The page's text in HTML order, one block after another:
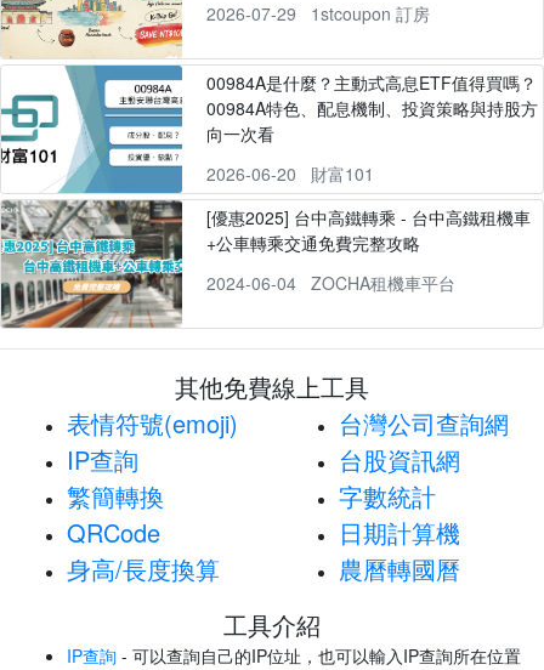
2026-07-29
1stcoupon 訂房
00984A是什麼？主動式高息ETF值得買嗎？
00984A特色、配息機制、投資策略與持股方
向一次看
2026-06-20
財富101
[優惠2025] 台中高鐵轉乘 - 台中高鐵租機車
+公車轉乘交通免費完整攻略
2024-06-04
ZOCHA租機車平台
其他免費線上工具
表情符號(emoji)
IP查詢
繁簡轉換
QRCode
身高/長度換算
台灣公司查詢網
台股資訊網
字數統計
日期計算機
農曆轉國曆
工具介紹
IP查詢 - 可以查詢自己的IP位址，也可以輸入IP查詢所在位置